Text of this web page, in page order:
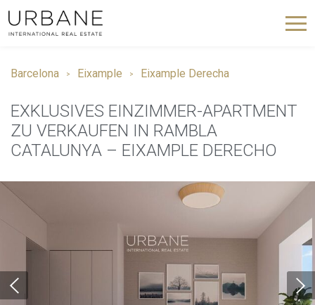
Barcelona Eixample Eixample Derecha
EXKLUSIVES EINZIMMER-APARTMENT
ZU VERKAUFEN IN RAMBLA
CATALUNYA – EIXAMPLE DERECHO